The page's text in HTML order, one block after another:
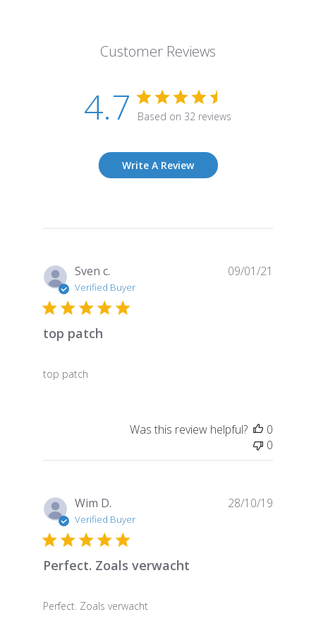
Customer Reviews
4.7 Based on 32 reviews
Write A Review
Sven c.
Verified Buyer
top patch
top patch
09/01/21
Was this review helpful?
0
0
Wim D.
Verified Buyer
Perfect. Zoals verwacht
Perfect. Zoals verwacht
28/10/19